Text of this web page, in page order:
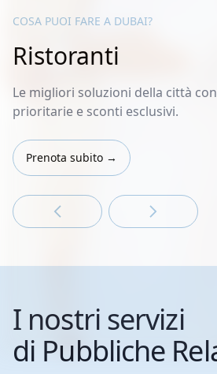
COSA PUOI FARE A DUBAI?
Ristoranti
Le migliori soluzioni della città
prioritarie e sconti esclusivi.
Prenota subito →
I nostri servizi
di Pubbliche